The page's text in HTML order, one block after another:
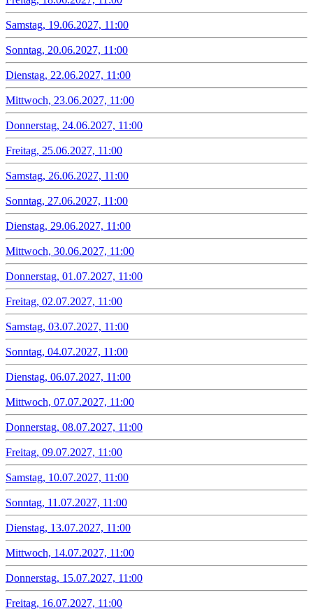
Samstag, 19.06.2027, 11:00
Sonntag, 20.06.2027, 11:00
Dienstag, 22.06.2027, 11:00
Mittwoch, 23.06.2027, 11:00
Donnerstag, 24.06.2027, 11:00
Freitag, 25.06.2027, 11:00
Samstag, 26.06.2027, 11:00
Sonntag, 27.06.2027, 11:00
Dienstag, 29.06.2027, 11:00
Mittwoch, 30.06.2027, 11:00
Donnerstag, 01.07.2027, 11:00
Freitag, 02.07.2027, 11:00
Samstag, 03.07.2027, 11:00
Sonntag, 04.07.2027, 11:00
Dienstag, 06.07.2027, 11:00
Mittwoch, 07.07.2027, 11:00
Donnerstag, 08.07.2027, 11:00
Freitag, 09.07.2027, 11:00
Samstag, 10.07.2027, 11:00
Sonntag, 11.07.2027, 11:00
Dienstag, 13.07.2027, 11:00
Mittwoch, 14.07.2027, 11:00
Donnerstag, 15.07.2027, 11:00
Freitag, 16.07.2027, 11:00